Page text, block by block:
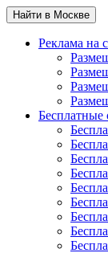
Найти в Москве
Реклама на
Бесплатные